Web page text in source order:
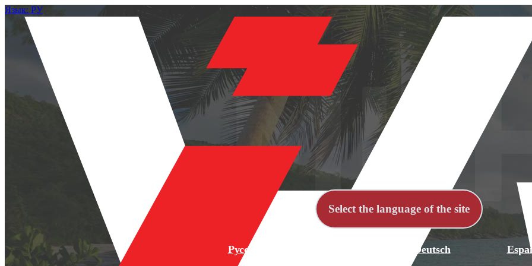
Язык: РУ
Select the language of the site
Русский Deutsch